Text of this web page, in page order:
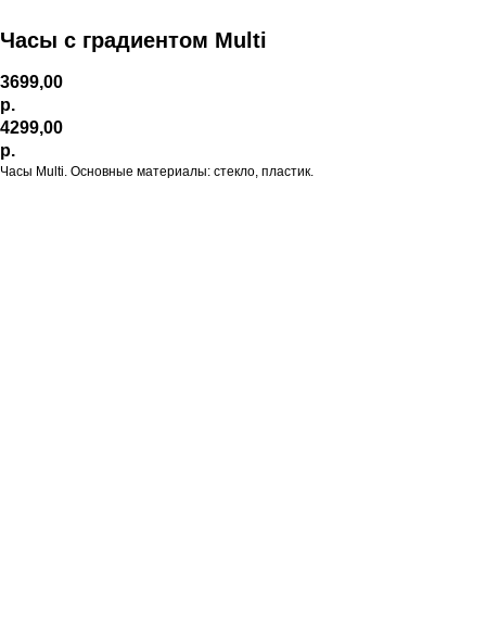
Часы с градиентом Multi
3699,00
р.
4299,00
р.
Часы Multi. Основные материалы: стекло, пластик.